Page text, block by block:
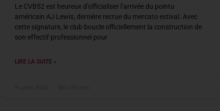
Le CVB52 est heureux d’officialiser l’arrivée du pointu
américain AJ Lewis, dernière recrue du mercato estival. Avec
cette signature, le club boucle officiellement la construction de
son effectif professionnel pour
LIRE LA SUITE »